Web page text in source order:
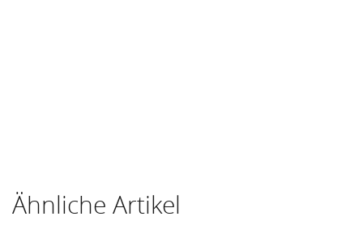
Ähnliche Artikel